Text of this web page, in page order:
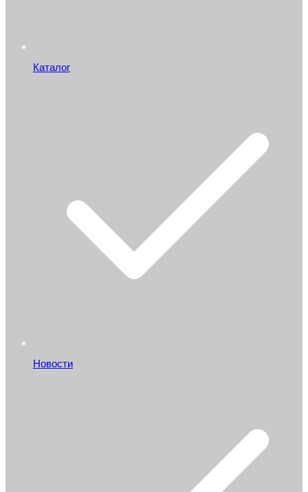
Каталог
Новости